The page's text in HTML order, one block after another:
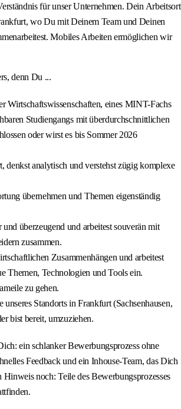
für unser Unternehmen. Dein Arbeitsort
wo Du mit Deinem Team und Deinen
Mobiles Arbeiten ermöglichen wir
denn Du ...
Wirtschaftswissenschaften, eines MINT-Fachs
Studiengangs mit überdurchschnittlichen
oder wirst es bis Sommer 2026
denkst analytisch und verstehst zügig komplexe
übernehmen und Themen eigenständig
überzeugend und arbeitest souverän mit
zusammen.
Zusammenhängen und arbeitest
Themen, Technologien und Tools ein.
zu gehen.
unseres Standorts in Frankfurt (Sachsenhausen,
bist bereit, umzuziehen.
ein schlanker Bewerbungsprozess ohne
Feedback und ein Inhouse-Team, das Dich
noch: Teile des Bewerbungsprozesses